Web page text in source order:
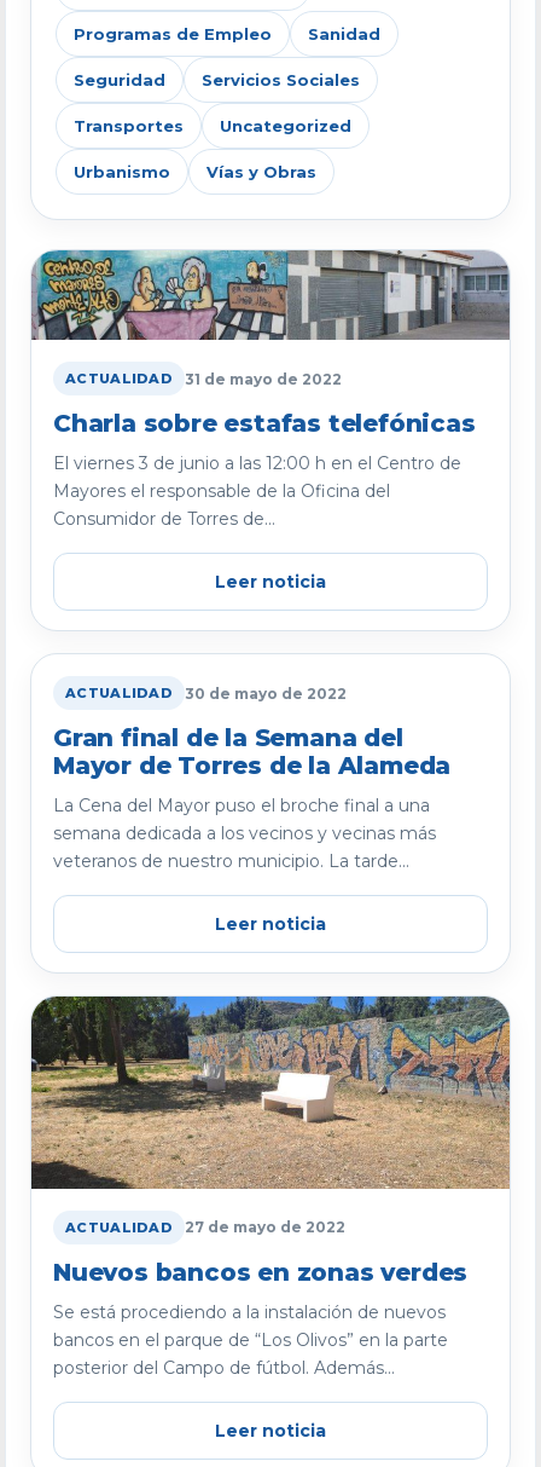
Programas de Empleo Sanidad
Seguridad Servicios Sociales
Transportes Uncategorized
Urbanismo Vías y Obras
ACTUALIDAD 31 de mayo de 2022
Charla sobre estafas telefónicas
El viernes 3 de junio a las 12:00 h en el Centro de
Mayores el responsable de la Oficina del
Consumidor de Torres de...
Leer noticia
ACTUALIDAD 30 de mayo de 2022
Gran final de la Semana del
Mayor de Torres de la Alameda
La Cena del Mayor puso el broche final a una
semana dedicada a los vecinos y vecinas más
veteranos de nuestro municipio. La tarde...
Leer noticia
ACTUALIDAD 27 de mayo de 2022
Nuevos bancos en zonas verdes
Se está procediendo a la instalación de nuevos
bancos en el parque de “Los Olivos” en la parte
posterior del Campo de fútbol. Además...
Leer noticia